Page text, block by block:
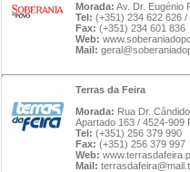
Morada: Av. Dr. Eugénio
Tel: (+351) 234 622 626
Fax: (+351) 234 601 836
Web:
Mail:
Terras da Feira
Morada: Rua Dr.
Apartado 163 / 4524-909
Tel: (+351) 256 379 990
Fax: (+351) 256 379 997
Web:
Mail: